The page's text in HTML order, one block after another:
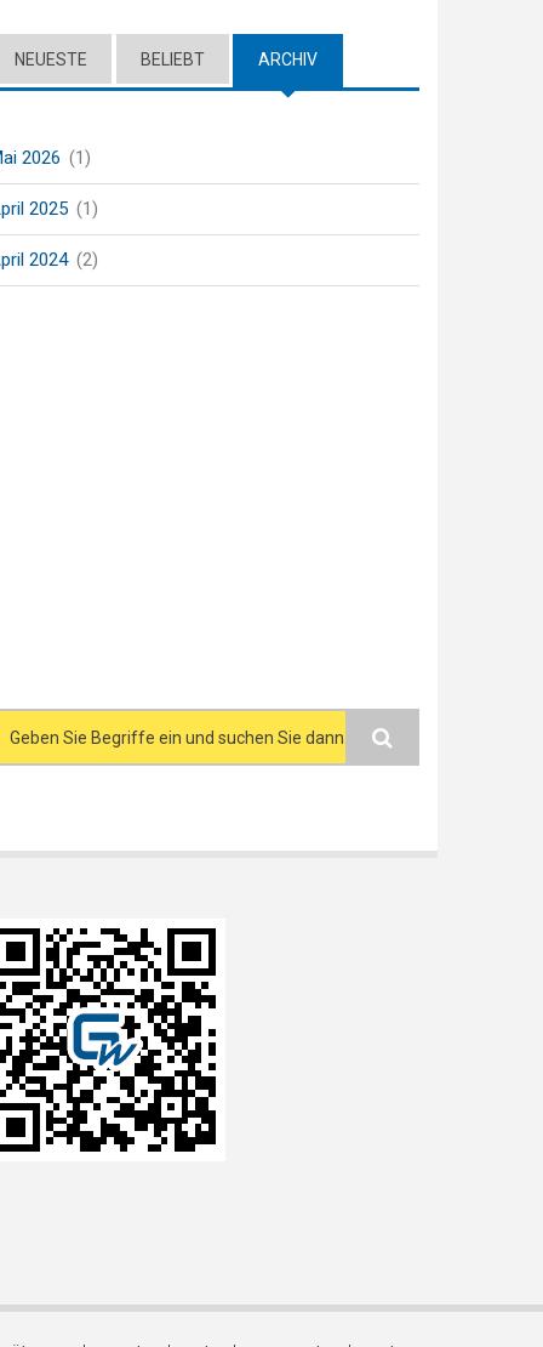
NEUESTE BELIEBT ARCHIV
2026 (1)
2025 (1)
2024 (2)
form